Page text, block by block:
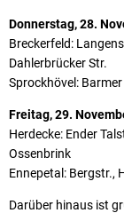
Donnerstag, 28.
Breckerfeld:
Dahlerbrücker Str.
Sprockhövel:
Freitag, 29.
Herdecke: Ender
Ossenbrink
Ennepetal: Bergstr.,
Darüber hinaus ist